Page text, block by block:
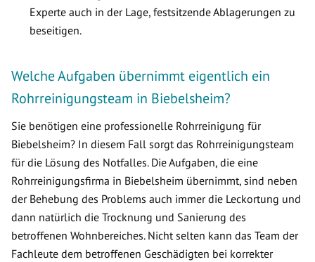
Experte auch in der Lage, festsitzende Ablagerungen zu
beseitigen.
Welche Aufgaben übernimmt eigentlich ein
Rohrreinigungsteam in Biebelsheim?
Sie benötigen eine professionelle Rohrreinigung für
Biebelsheim? In diesem Fall sorgt das Rohrreinigungsteam
für die Lösung des Notfalles. Die Aufgaben, die eine
Rohrreinigungsfirma in Biebelsheim übernimmt, sind neben
der Behebung des Problems auch immer die Leckortung und
dann natürlich die Trocknung und Sanierung des
betroffenen Wohnbereiches. Nicht selten kann das Team der
Fachleute dem betroffenen Geschädigten bei korrekter